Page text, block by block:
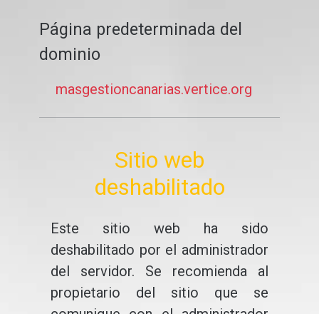
Página predeterminada del
dominio
masgestioncanarias.vertice.org
Sitio web
deshabilitado
Este sitio web ha sido
deshabilitado por el administrador
del servidor. Se recomienda al
propietario del sitio que se